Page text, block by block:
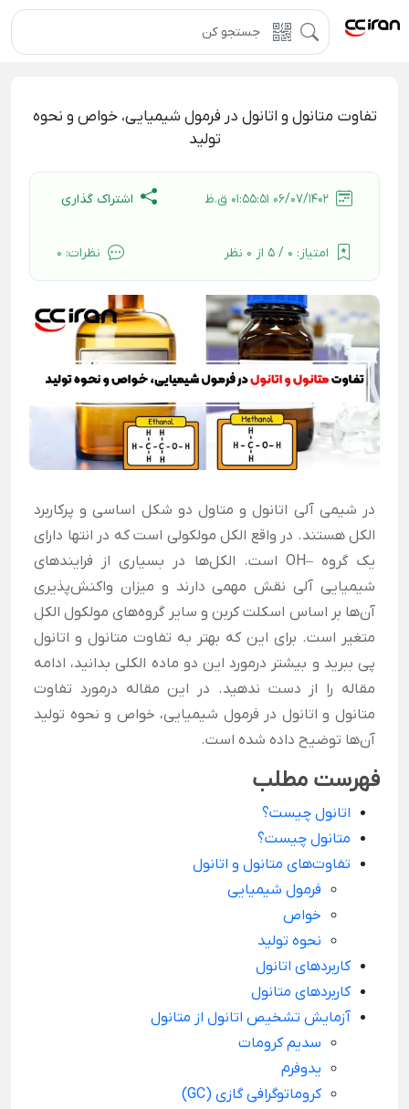
تفاوت متانول و اتانول در فرمول شیمیایی، خواص و نحوه
تولید
06/07/1402 01:55:51 ق.ظ اشتراک گذاری
امتیاز: 0 / 5 از 0 نظر نظرات: 0
در شیمی آلی اتانول و متاول دو شکل اساسی و پرکاربرد
الکل هستند. در واقع الکل مولکولی است که در انتها دارای
یک گروه –OH است. الکل‌ها در بسیاری از فرایندهای
شیمیایی آلی نقش مهمی دارند و میزان واکنش‌پذیری
آن‌ها بر اساس اسکلت کربن و سایر گروه‌های مولکول الکل
متغیر است. برای این که بهتر به تفاوت متانول و اتانول
پی ببرید و بیشتر درمورد این دو ماده الکلی بدانید، ادامه
مقاله را از دست ندهید. در این مقاله درمورد تفاوت
متانول و اتانول در فرمول شیمیایی، خواص و نحوه تولید
آن‌ها توضیح داده شده است.
فهرست مطلب
اتانول چیست؟
متانول چیست؟
تفاوت‌های متانول و اتانول
فرمول شیمیایی
خواص
نحوه تولید
کاربردهای اتانول
کاربردهای متانول
آزمایش تشخیص اتانول از متانول
سدیم کرومات
یدوفرم
کروماتوگرافی گازی (GC)